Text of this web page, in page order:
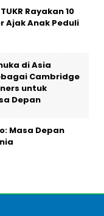
Rayakan 10
Ajak Anak Peduli
di Asia
Cambridge
untuk
Depan
Masa Depan